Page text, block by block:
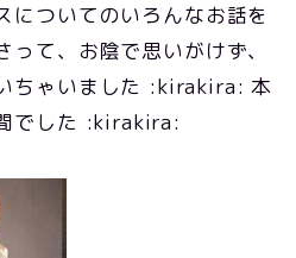
についてのいろんなお話を
て、お陰で思いがけず、
ちゃいました :kirakira: 本
でした :kirakira: